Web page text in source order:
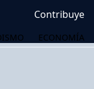
Contribuye
ECONOMÍA